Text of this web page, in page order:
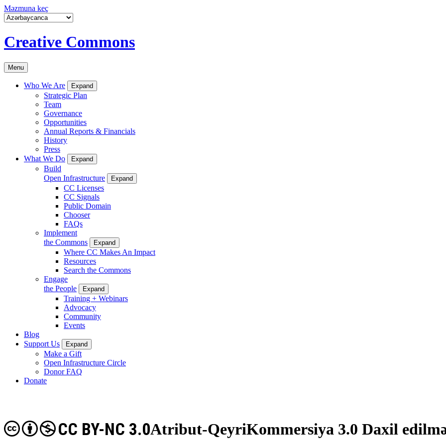
Məzmuna keç
Creative Commons
Menu
Who We Are Expand
Strategic Plan
Team
Governance
Opportunities
Annual Reports & Financials
History
Press
What We Do
Expand
Build
Open Infrastructure
Expand
CC Licenses
CC Signals
Public Domain
Chooser
FAQs
Implement
the Commons
Expand
Where CC Makes An Impact
Resources
Search the Commons
Engage
the People
Expand
Training + Webinars
Advocacy
Community
Events
Blog
Support Us
Expand
Make a Gift
Open Infrastructure Circle
Donor FAQ
Donate
Atribut-QeyriKommersiya 3.0 Daxil
CC BY-NC 3.0